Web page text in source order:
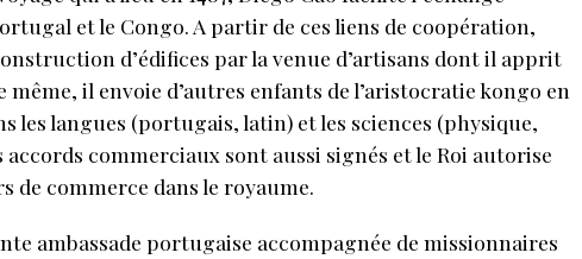
et le Congo. A partir de ces liens de coopération,
d’édifices par la venue d’artisans dont il apprit
même, il envoie d’autres enfants de l’aristocratie kongo en
les langues (portugais, latin) et les sciences (physique,
commerciaux sont aussi signés et le Roi autorise
de commerce dans le royaume.
ambassade portugaise accompagnée de missionnaires